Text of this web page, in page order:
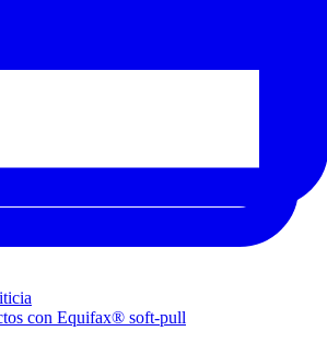
con Equifax® soft-pull